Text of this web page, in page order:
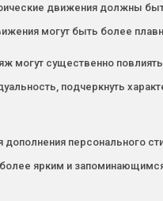
движения должны
могут быть более
могут существенно
подчеркнуть
персонального
ярким и